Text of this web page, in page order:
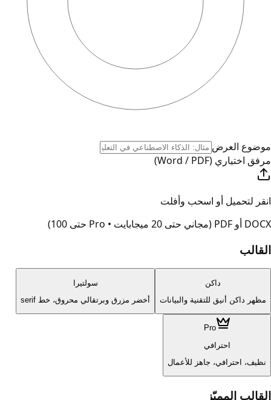
موضوع العرض
مرفق اختياري (Word / PDF)
انقر لتحميل أو اسحب وأفلت
DOCX أو PDF (مجاني حتى 20 ميجابايت • Pro حتى 100)
القالب
داكن
مظهر داكن أنيق للتقنية والبيانات
سولتيرا
أخضر مزرق وبرتقالي محروق، خط serif
Pro
احترافي
نظيف، احترافي، جاهز للأعمال
القالب المميّز